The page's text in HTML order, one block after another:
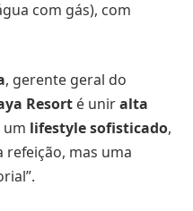
com gás), com
, gerente geral do
Resort é uniralta
um lifestyle sofisticado,
refeição, mas uma